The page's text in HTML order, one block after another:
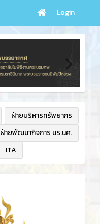
Login
ฝ่ายบริหารทรัพยากร
ฝ่ายพัฒนากิจการ นร.นศ.
ITA